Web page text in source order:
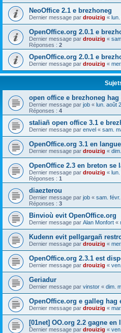
NeoOffice 2.1 e brezhoneg
Dernier message par drouizig «
OpenOffice.org 2.0.1 e
Dernier message par drouizig «
Réponses : 2
OpenOffice.org 2.0.1 e
Dernier message par drouizig «
open office e brezhoneg hag
Dernier message par job « lun. août
Réponses : 4
staliañ open office 3.1 e
Dernier message par envel « sam.
OpenOffice.org 3.1 en
Dernier message par drouizig «
OpenOffice 2.3 en breton se
Dernier message par drouizig «
Réponses : 1
diaezterou
Dernier message par job « sam.
Réponses : 3
Binvioù evit OpenOffice.org
Dernier message par Alan Monfort «
Kudenn evit pellgargañ
Dernier message par drouizig «
OpenOffice.org 2.3.1 est
Dernier message par drouizig «
Geriadur
Dernier message par vinstor « dim.
OpenOffice.org e galleg hag
Dernier message par drouizig «
[01net] OO.org 2.2 gagne
Dernier message par drouizig «